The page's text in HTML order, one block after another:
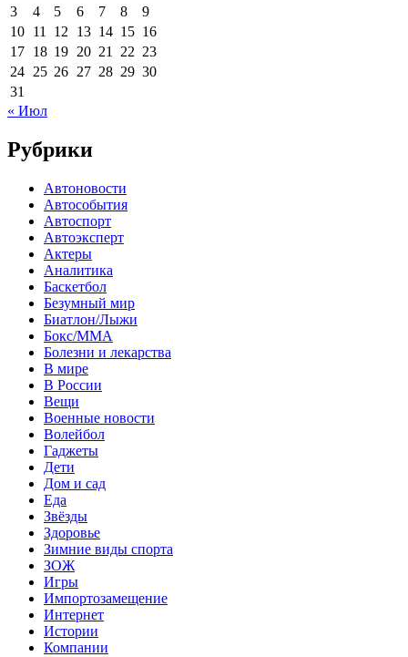
3
4 5 6 7 8
9
10 11 12 13 14 15 16
17 18 19 20 21 22 23
24 25 26 27 28 29 30
31
« Июл
Рубрики
Автоновости
Автособытия
Автоспорт
Автоэксперт
Актеры
Аналитика
Баскетбол
Безумный мир
Биатлон/Лыжи
Бокс/MMA
Болезни и лекарства
В мире
В России
Вещи
Военные новости
Волейбол
Гаджеты
Дети
Дом и сад
Еда
Звёзды
Здоровье
Зимние виды спорта
ЗОЖ
Игры
Импортозамещение
Интернет
Истории
Компании